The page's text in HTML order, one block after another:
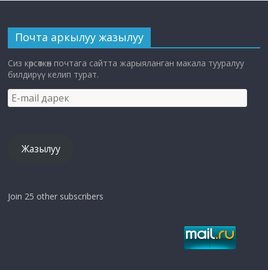
Почта аркылуу жазылуу
Сиз көрсөткөн почтага сайтта жарыяланган макала тууралуу
билдирүү келип турат.
E-
mail
Жазылуу
Join 25 other subscribers